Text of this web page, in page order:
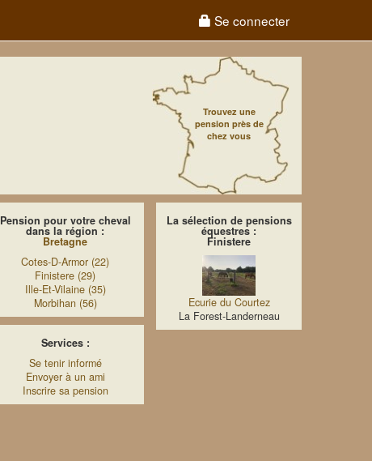
Se connecter
Trouvez une
pension près de
chez vous
Pension pour votre cheval
dans la région :
Bretagne
Cotes-D-Armor (22)
Finistere (29)
Ille-Et-Vilaine (35)
Morbihan (56)
Services :
Se tenir informé
Envoyer à un ami
Inscrire sa pension
La sélection de pensions
équestres :
Finistere
Ecurie du Courtez
La Forest-Landerneau